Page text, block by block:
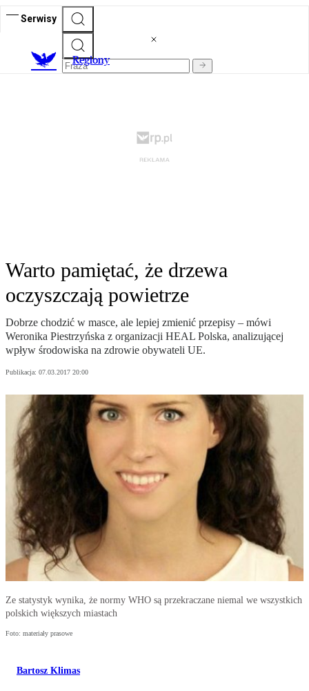
Serwisy
Regiony
Warto pamiętać, że drzewa
oczyszczają powietrze
Dobrze chodzić w masce, ale lepiej zmienić przepisy – mówi
Weronika Piestrzyńska z organizacji HEAL Polska, analizującej
wpływ środowiska na zdrowie obywateli UE.
Publikacja: 07.03.2017 20:00
Ze statystyk wynika, że normy WHO są przekraczane niemal we wszystkich
polskich większych miastach
Foto: materiały prasowe
Bartosz Klimas